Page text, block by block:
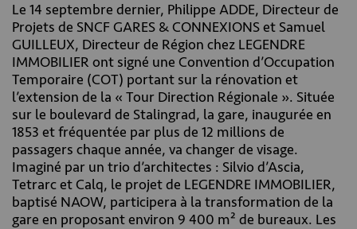
Le 14 septembre dernier, Philippe ADDE, Directeur de
Projets de SNCF GARES & CONNEXIONS et Samuel
GUILLEUX, Directeur de Région chez LEGENDRE
IMMOBILIER ont signé une Convention d’Occupation
Temporaire (COT) portant sur la rénovation et
l’extension de la « Tour Direction Régionale ». Située
sur le boulevard de Stalingrad, la gare, inaugurée en
1853 et fréquentée par plus de 12 millions de
passagers chaque année, va changer de visage.
Imaginé par un trio d’architectes : Silvio d’Ascia,
Tetrarc et Calq, le projet de LEGENDRE IMMOBILIER,
baptisé NAOW, participera à la transformation de la
gare en proposant environ 9 400 m² de bureaux. Les